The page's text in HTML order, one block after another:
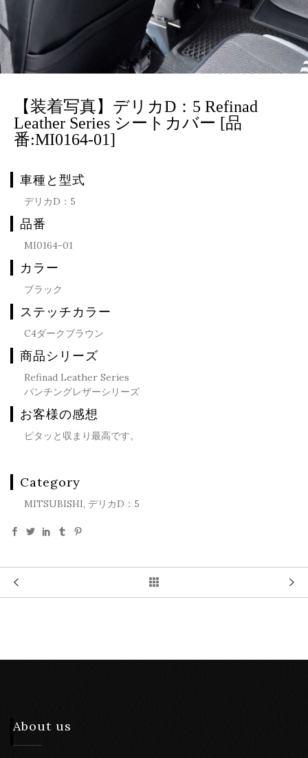
【装着写真】デリカD：5 Refinad
Leather Series シートカバー [品
番:MI0164-01]
車種と型式
デリカD：5
品番
MI0164-01
カラー
ブラック
ステッチカラー
C4ダークブラウン
商品シリーズ
Refinad Leather Series
パンチングレザーシリーズ
お客様の感想
ピタッと収まり最高です。
Category
MITSUBISHI, デリカD：5
About us